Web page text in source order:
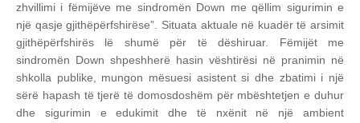
zhvillimi i fëmijëve me sindromën Down me qëllim sigurimin e
një qasje gjithëpërfshirëse”. Situata aktuale në kuadër të arsimit
gjithëpërfshirës lë shumë për të dëshiruar. Fëmijët me
sindromën Down shpeshherë hasin vështirësi në pranimin në
shkolla publike, mungon mësuesi asistent si dhe zbatimi i një
sërë hapash të tjerë të domosdoshëm për mbështetjen e duhur
dhe sigurimin e edukimit dhe të nxënit në një ambient